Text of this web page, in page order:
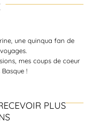
une quinqua fan de
mes coups de coeur
!
PLUS